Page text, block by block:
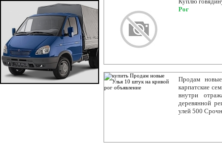
Рог
Продам
карпатские
внутри
деревянной
улей 500